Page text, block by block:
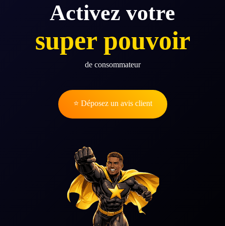
Activez votre
super pouvoir
de consommateur
⭐ Déposez un avis client